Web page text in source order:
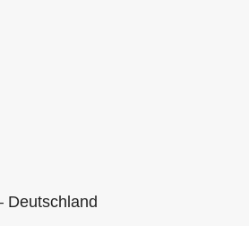
Deutschland